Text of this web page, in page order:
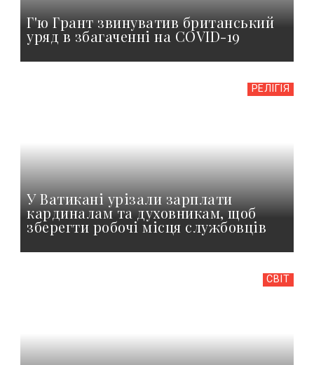
Г'ю Грант звинуватив британський
уряд в збагаченні на COVID-19
РЕЛІГІЯ
У Ватикані урізали зарплати
кардиналам та духовникам, щоб
зберегти робочі місця службовців
СВІТ